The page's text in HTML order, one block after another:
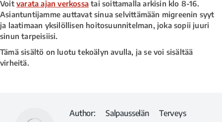
Voit varata ajan verkossa tai soittamalla arkisin klo 8-16.
Asiantuntijamme auttavat sinua selvittämään migreenin syyt
ja laatimaan yksilöllisen hoitosuunnitelman, joka sopii juuri
sinun tarpeisiisi.
Tämä sisältö on luotu tekoälyn avulla, ja se voi sisältää
virheitä.
Author: Salpausselän Terveys